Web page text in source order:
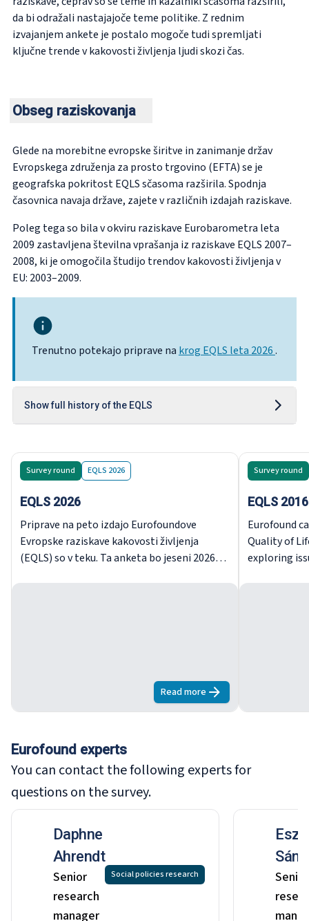
da bi odražali nastajajoče teme politike. Z rednim
izvajanjem ankete je postalo mogoče tudi spremljati
ključne trende v kakovosti življenja ljudi skozi čas.
Obseg raziskovanja
Glede na morebitne evropske širitve in zanimanje držav
Evropskega združenja za prosto trgovino (EFTA) se je
geografska pokritost EQLS sčasoma razširila. Spodnja
časovnica navaja države, zajete v različnih izdajah raziskave.
Poleg tega so bila v okviru raziskave Eurobarometra leta
2009 zastavljena številna vprašanja iz raziskave EQLS 2007–
2008, ki je omogočila študijo trendov kakovosti življenja v
EU: 2003–2009.
Trenutno potekajo priprave na krog EQLS leta 2026.
Show full history of the EQLS
Survey round EQLS 2026
EQLS 2026
Priprave na peto izdajo Eurofoundove
Evropske raziskave kakovosti življenja
(EQLS) so v teku. Ta anketa bo jeseni 2026
Read moreaboutEQLS 2026
Survey round
EQLS 2016
Eurofound
Quality of
exploring
Eurofound experts
You can contact the following experts for
questions on the survey.
Daphne
Ahrendt
Senior
research
manager
Social policies research
Senior